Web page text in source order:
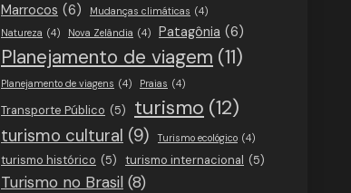
Marrocos (6) Mudanças climáticas (4)
Natureza (4) Nova Zelândia (4) Patagônia (6)
Planejamento de viagem (11)
Planejamento de viagens (4) Praias (4)
Transporte Público (5) turismo (12)
turismo cultural (9) Turismo ecológico (4)
turismo histórico (5) turismo internacional (5)
Turismo no Brasil (8)